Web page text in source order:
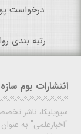
درخواست
رتبه بندی
انتشارات بوم
سیویلیکا، ناشر
"اخبارعلمی" به